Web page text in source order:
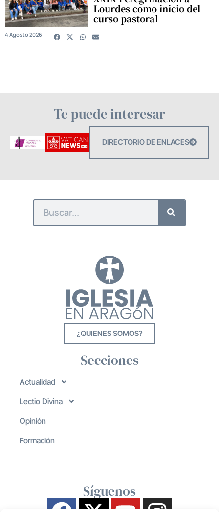
Lourdes como inicio del
curso pastoral
4 Agosto 2026
Te puede interesar
DIRECTORIO DE ENLACES
¿QUIENES SOMOS?
Secciones
Actualidad
Lectio Divina
Opinión
Formación
Síguenos